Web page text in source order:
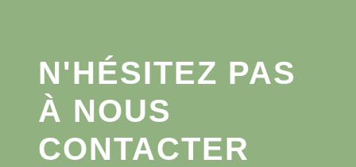
N'HÉSITEZ PAS
À NOUS
CONTACTER